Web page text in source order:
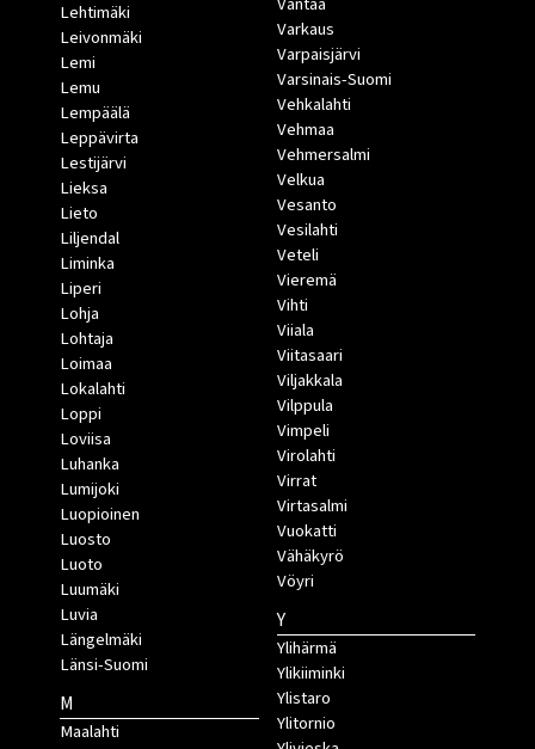
Lehtimäki
Leivonmäki
Lemi
Lemu
Lempäälä
Leppävirta
Lestijärvi
Lieksa
Lieto
Liljendal
Liminka
Liperi
Lohja
Lohtaja
Loimaa
Lokalahti
Loppi
Loviisa
Luhanka
Lumijoki
Luopioinen
Luosto
Luoto
Luumäki
Luvia
Längelmäki
Länsi-Suomi
M
Maalahti
Varkaus
Varpaisjärvi
Varsinais-Suomi
Vehkalahti
Vehmaa
Vehmersalmi
Velkua
Vesanto
Vesilahti
Veteli
Vieremä
Vihti
Viiala
Viitasaari
Viljakkala
Vilppula
Vimpeli
Virolahti
Virrat
Virtasalmi
Vuokatti
Vähäkyrö
Vöyri
Y
Ylihärmä
Ylikiiminki
Ylistaro
Ylitornio